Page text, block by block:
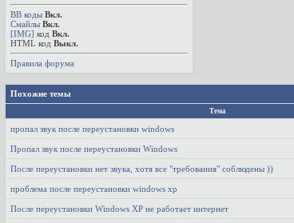
BB коды Вкл.
Смайлы Вкл.
[IMG] код Вкл.
HTML код Выкл.
Правила форума
Похожие темы
Тема
пропал звук после переустановки windows
Пропал звук после переустановки Windows
После переустановки нет звука, хотя все "требования" соблюдены ))
проблема после переустановки windows xp
После переустановки Windows XP не работает интернет